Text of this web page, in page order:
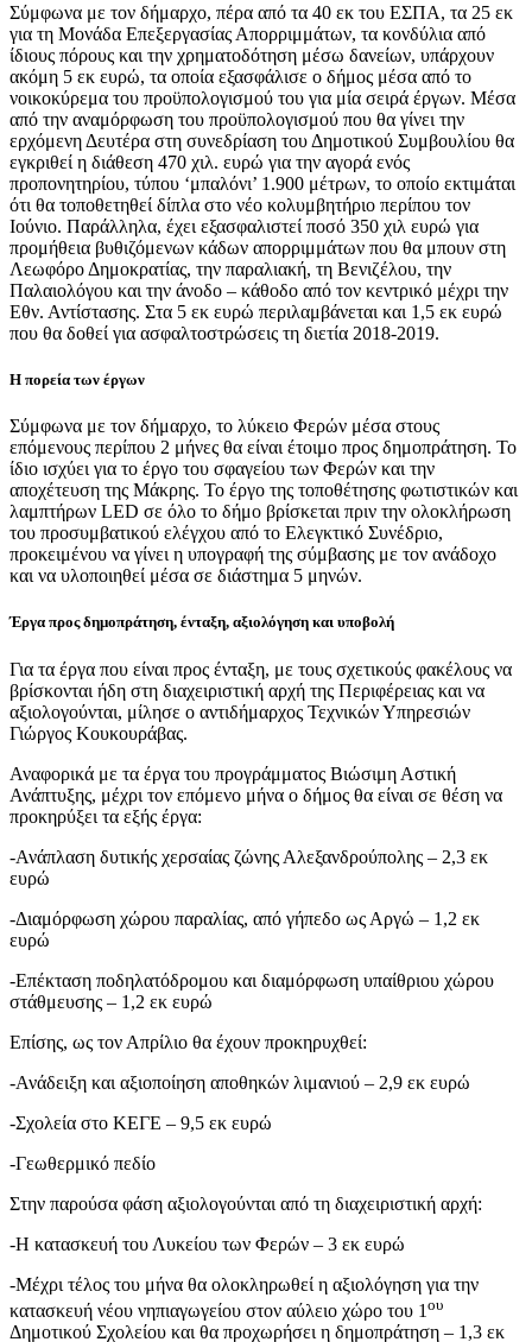
Σύμφωνα με τον δήμαρχο, πέρα από τα 40 εκ του ΕΣΠΑ, τα 25 εκ
για τη Μονάδα Επεξεργασίας Απορριμμάτων, τα κονδύλια από
ίδιους πόρους και την χρηματοδότηση μέσω δανείων, υπάρχουν
ακόμη 5 εκ ευρώ, τα οποία εξασφάλισε ο δήμος μέσα από το
νοικοκύρεμα του προϋπολογισμού του για μία σειρά έργων. Μέσα
από την αναμόρφωση του προϋπολογισμού που θα γίνει την
ερχόμενη Δευτέρα στη συνεδρίαση του Δημοτικού Συμβουλίου θα
εγκριθεί η διάθεση 470 χιλ. ευρώ για την αγορά ενός
προπονητηρίου, τύπου ‘μπαλόνι’ 1.900 μέτρων, το οποίο εκτιμάται
ότι θα τοποθετηθεί δίπλα στο νέο κολυμβητήριο περίπου τον
Ιούνιο. Παράλληλα, έχει εξασφαλιστεί ποσό 350 χιλ ευρώ για
προμήθεια βυθιζόμενων κάδων απορριμμάτων που θα μπουν στη
Λεωφόρο Δημοκρατίας, την παραλιακή, τη Βενιζέλου, την
Παλαιολόγου και την άνοδο – κάθοδο από τον κεντρικό μέχρι την
Εθν. Αντίστασης. Στα 5 εκ ευρώ περιλαμβάνεται και 1,5 εκ ευρώ
που θα δοθεί για ασφαλτοστρώσεις τη διετία 2018-2019.
Η πορεία των έργων
Σύμφωνα με τον δήμαρχο, το λύκειο Φερών μέσα στους
επόμενους περίπου 2 μήνες θα είναι έτοιμο προς δημοπράτηση. Το
ίδιο ισχύει για το έργο του σφαγείου των Φερών και την
αποχέτευση της Μάκρης. Το έργο της τοποθέτησης φωτιστικών και
λαμπτήρων LED σε όλο το δήμο βρίσκεται πριν την ολοκλήρωση
του προσυμβατικού ελέγχου από το Ελεγκτικό Συνέδριο,
προκειμένου να γίνει η υπογραφή της σύμβασης με τον ανάδοχο
και να υλοποιηθεί μέσα σε διάστημα 5 μηνών.
Έργα προς δημοπράτηση, ένταξη, αξιολόγηση και υποβολή
Για τα έργα που είναι προς ένταξη, με τους σχετικούς φακέλους να
βρίσκονται ήδη στη διαχειριστική αρχή της Περιφέρειας και να
αξιολογούνται, μίλησε ο αντιδήμαρχος Τεχνικών Υπηρεσιών
Γιώργος Κουκουράβας.
Αναφορικά με τα έργα του προγράμματος Βιώσιμη Αστική
Ανάπτυξης, μέχρι τον επόμενο μήνα ο δήμος θα είναι σε θέση να
προκηρύξει τα εξής έργα:
-Ανάπλαση δυτικής χερσαίας ζώνης Αλεξανδρούπολης – 2,3 εκ
ευρώ
-Διαμόρφωση χώρου παραλίας, από γήπεδο ως Αργώ – 1,2 εκ
ευρώ
-Επέκταση ποδηλατόδρομου και διαμόρφωση υπαίθριου χώρου
στάθμευσης – 1,2 εκ ευρώ
Επίσης, ως τον Απρίλιο θα έχουν προκηρυχθεί:
-Ανάδειξη και αξιοποίηση αποθηκών λιμανιού – 2,9 εκ ευρώ
-Σχολεία στο ΚΕΓΕ – 9,5 εκ ευρώ
-Γεωθερμικό πεδίο
Στην παρούσα φάση αξιολογούνται από τη διαχειριστική αρχή:
-Η κατασκευή του Λυκείου των Φερών – 3 εκ ευρώ
-Μέχρι τέλος του μήνα θα ολοκληρωθεί η αξιολόγηση για την
κατασκευή νέου νηπιαγωγείου στον αύλειο χώρο του 1 ου
Δημοτικού Σχολείου και θα προχωρήσει η δημοπράτηση – 1,3 εκ